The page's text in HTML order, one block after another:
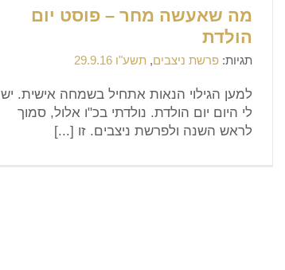
מה שאעשה מחר – פוסט יום
הולדת
תגיות: פרשת ניצבים, תשע"ו 29.9.16
למען הגילוי הנאות אתחיל בשמחה אישית. יש
לי היום יום הולדת. נולדתי בכ"ו אלול, סמוך
לראש השנה ולפרשת ניצבים. זו [...]